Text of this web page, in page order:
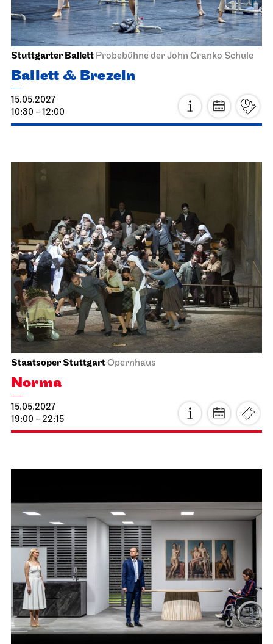
Staatsoper Stuttgart Opernhaus
Norma
24.04.2027
19:00 - 22:15
Stuttgarter BallettSchauspielhaus
Ballettabend
CREATIONS XVI – XIX
24.04.2027
19:00
So, 25.04.2027